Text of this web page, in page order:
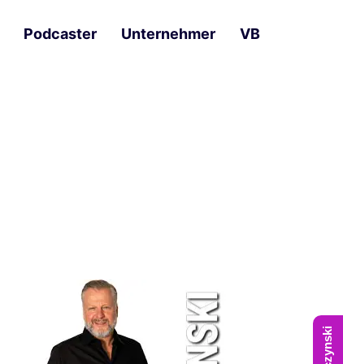
Podcaster Unternehmer VB